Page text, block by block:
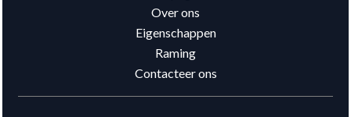
Over ons
Eigenschappen
Raming
Contacteer ons